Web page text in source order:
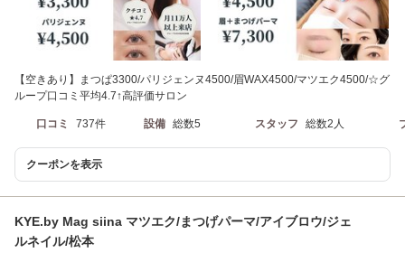
【空きあり】まつぱ3300/パリジェンヌ4500/眉WAX4500/マツエク4500/☆グ
ループ口コミ平均4.7↑高評価サロン
口コミ 737件 設備 総数5 スタッフ 総数2人
クーポンを表示
KYE.by Mag siina マツエク/まつげパーマ/アイブロウ/ジェ
ルネイル/松本